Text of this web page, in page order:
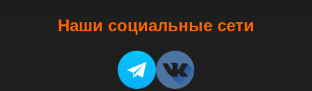
Наши социальные сети